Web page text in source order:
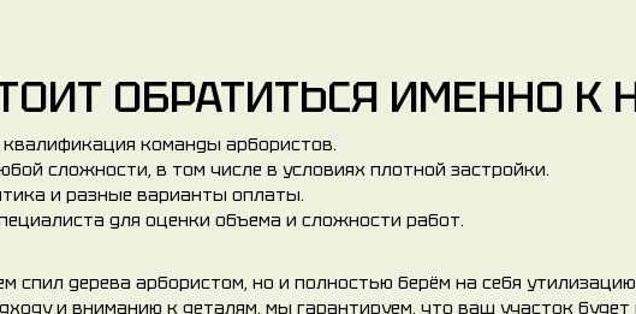
ОБРАТИТЬСЯ ИМЕННО К
команды арбористов.
сложности, в том числе в условиях плотной застройки.
и разные варианты оплаты.
для оценки объема и сложности работ.
спил дерева арбористом, но и полностью берём на себя
и вниманию к деталям, мы гарантируем, что ваш участок